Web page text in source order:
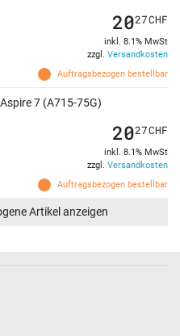
Auftragsbezogen bestellbar
2027CHF
inkl. 8.1% MwSt
zzgl. Versandkosten
7 (A715-75G)
Auftragsbezogen bestellbar
2027CHF
inkl. 8.1% MwSt
zzgl. Versandkosten
Artikel anzeigen